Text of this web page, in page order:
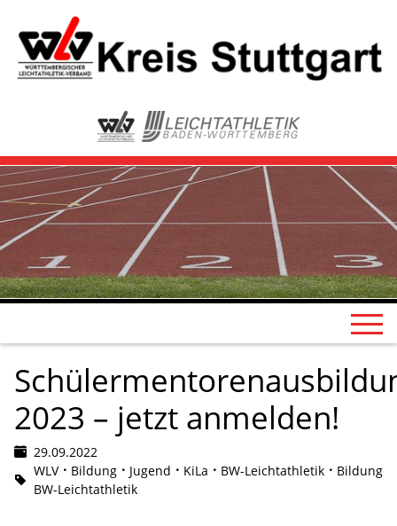
2023 – jetzt anmelden!
29.09.2022
WLV
Bildung Jugend KiLa BW-Leichtathletik
Bildung
BW-Leichtathletik